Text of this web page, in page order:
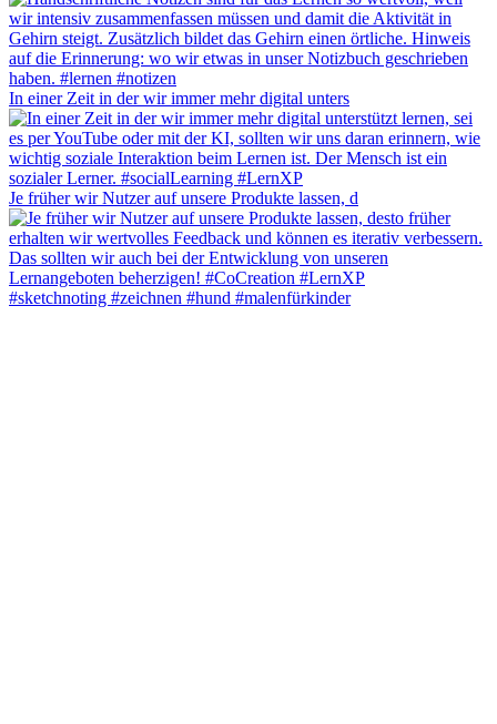
In einer Zeit in der wir immer mehr digital unters
Je früher wir Nutzer auf unsere Produkte lassen, d
#sketchnoting #zeichnen #hund #malenfürkinder